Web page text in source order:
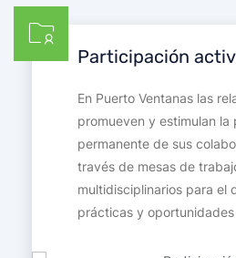
Participación
En Puerto Ventanas las
promueven y estimulan
permanente de sus
través de mesas de
multidisciplinarios para el
prácticas y